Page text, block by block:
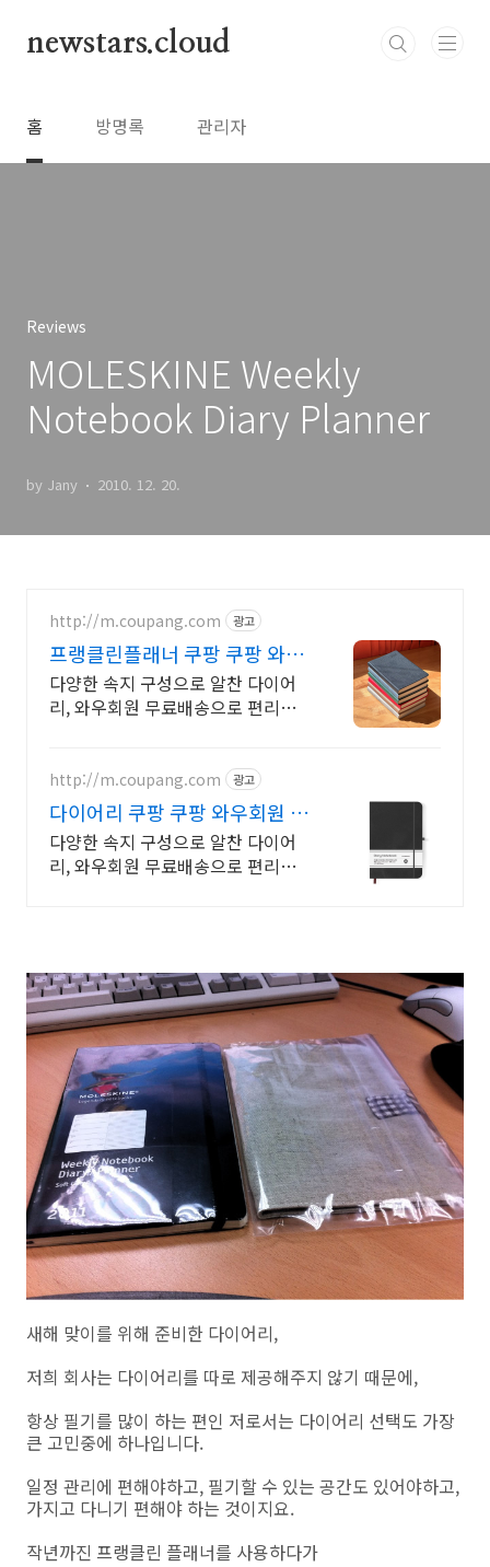
newstars.cloud
홈 방명록 관리자
Reviews
MOLESKINE Weekly
Notebook Diary Planner
by Jany 2010. 12. 20.
http://m.coupang.com 광고
프랭클린플래너 쿠팡 쿠팡 와우
회원 캐시 적립
다양한 속지 구성으로 알찬 다이어
리, 와우회원 무료배송으로 편리하
http://m.coupang.com 광고
다이어리 쿠팡 쿠팡 와우회원 캐
시 적립
다양한 속지 구성으로 알찬 다이어
리, 와우회원 무료배송으로 편리하
새해 맞이를 위해 준비한 다이어리,
저희 회사는 다이어리를 따로 제공해주지 않기 때문에,
항상 필기를 많이 하는 편인 저로서는 다이어리 선택도 가장
큰 고민중에 하나입니다.
일정 관리에 편해야하고, 필기할 수 있는 공간도 있어야하고,
가지고 다니기 편해야 하는 것이지요.
작년까진 프랭클린 플래너를 사용하다가